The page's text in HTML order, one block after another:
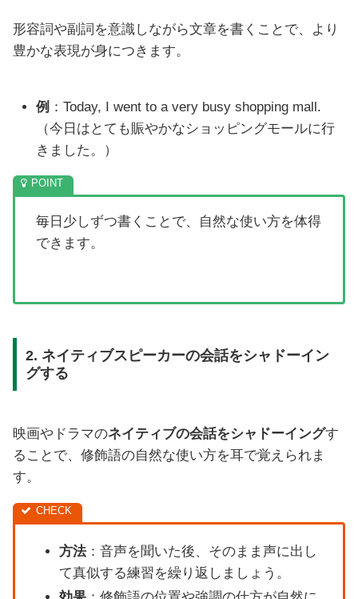
形容詞や副詞を意識しながら文章を書くことで、より
豊かな表現が身につきます。
例 ：Today, I went to a very busy shopping mall.
（今日はとても賑やかなショッピングモールに行
きました。）
毎日少しずつ書くことで、自然な使い方を体得
できます。
2. ネイティブスピーカーの会話をシャドーイン
グする
映画やドラマのネイティブの会話をシャドーイングす
ることで、修飾語の自然な使い方を耳で覚えられま
す。
方法：音声を聞いた後、そのまま声に出し
て真似する練習を繰り返しましょう。